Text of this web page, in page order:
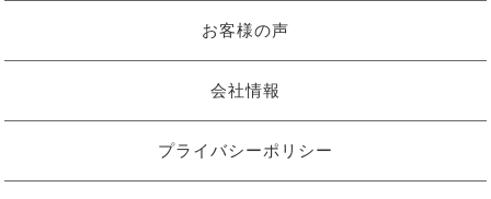
お客様の声
会社情報
プライバシーポリシー